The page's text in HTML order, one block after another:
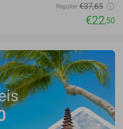
Regulier €37,65
€22,50